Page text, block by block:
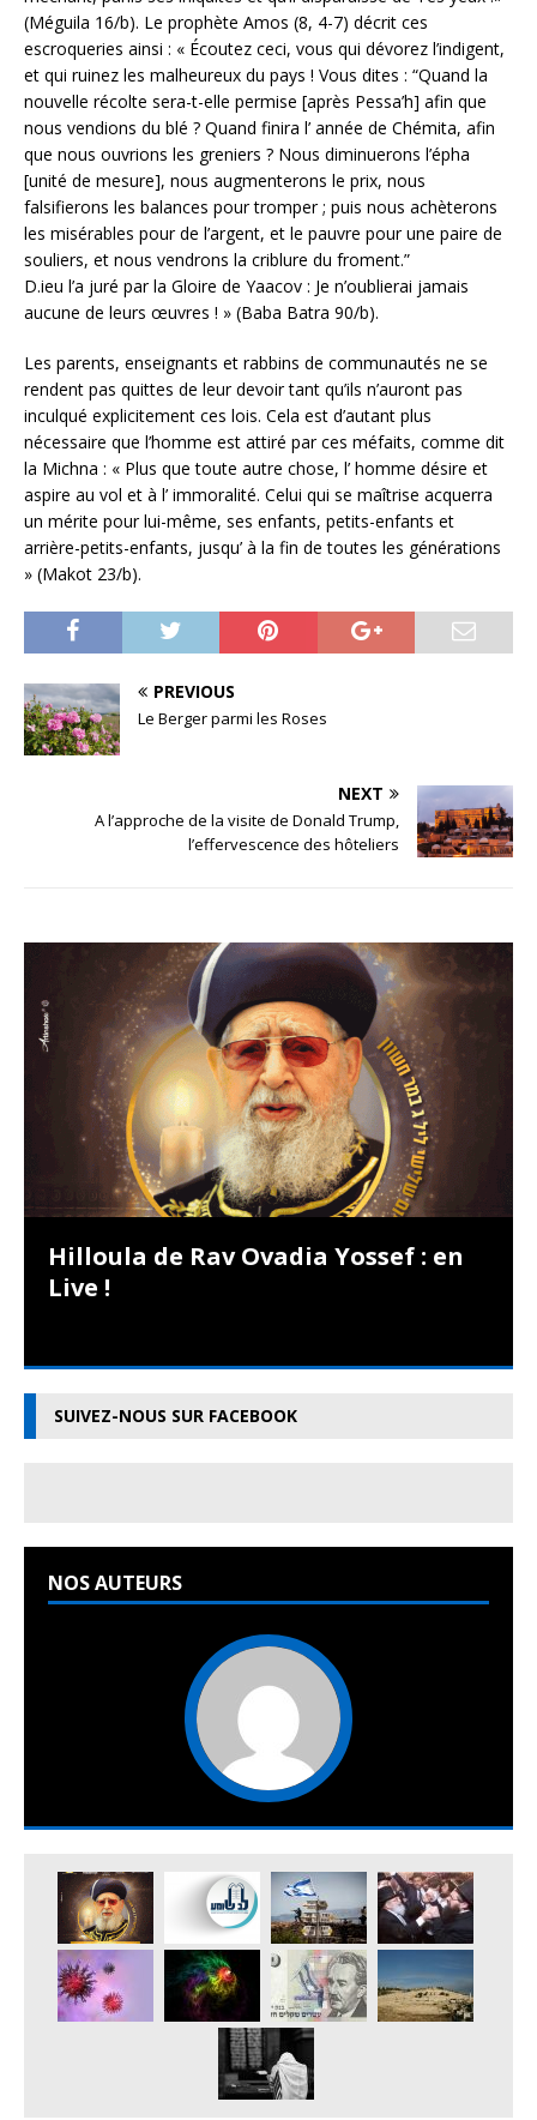
(Méguila 16/b). Le prophète Amos (8, 4-7) décrit ces
escroqueries ainsi : « Écoutez ceci, vous qui dévorez l’indigent,
et qui ruinez les malheureux du pays ! Vous dites : “Quand la
nouvelle récolte sera-t-elle permise [après Pessa’h] afin que
nous vendions du blé ? Quand finira l’ année de Chémita, afin
que nous ouvrions les greniers ? Nous diminuerons l’épha
[unité de mesure], nous augmenterons le prix, nous
falsifierons les balances pour tromper ; puis nous achèterons
les misérables pour de l’argent, et le pauvre pour une paire de
souliers, et nous vendrons la criblure du froment.”
D.ieu l’a juré par la Gloire de Yaacov : Je n’oublierai jamais
aucune de leurs œuvres ! » (Baba Batra 90/b).
Les parents, enseignants et rabbins de communautés ne se
rendent pas quittes de leur devoir tant qu’ils n’auront pas
inculqué explicitement ces lois. Cela est d’autant plus
nécessaire que l’homme est attiré par ces méfaits, comme dit
la Michna : « Plus que toute autre chose, l’ homme désire et
aspire au vol et à l’ immoralité. Celui qui se maîtrise acquerra
un mérite pour lui-même, ses enfants, petits-enfants et
arrière-petits-enfants, jusqu’ à la fin de toutes les générations
» (Makot 23/b).
PREVIOUS
Le Berger parmi les Roses
NEXT
A l’approche de la visite de Donald Trump,
l’effervescence des hôteliers
Hilloula de Rav Ovadia Yossef : en
Live !
SUIVEZ-NOUS SUR FACEBOOK
NOS AUTEURS